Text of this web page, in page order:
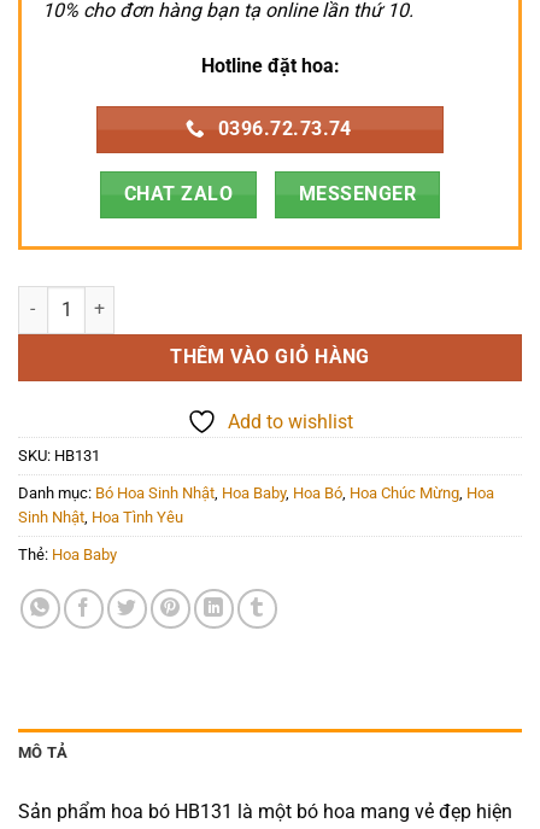
10% cho đơn hàng bạn tạ online lần thứ 10.
Hotline đặt hoa:
0396.72.73.74
CHAT ZALO MESSENGER
Hoa Bó - HB131 số lượng
THÊM VÀO GIỎ HÀNG
Add to wishlist
SKU: HB131
Danh mục: Bó Hoa Sinh Nhật Hoa Baby, Hoa Bó Hoa Chúc Mừng Hoa
Sinh Nhật Hoa Tình Yêu
Thẻ: Hoa Baby
MÔ TẢ
Sản phẩm hoa bó HB131 là một bó hoa mang vẻ đẹp hiện